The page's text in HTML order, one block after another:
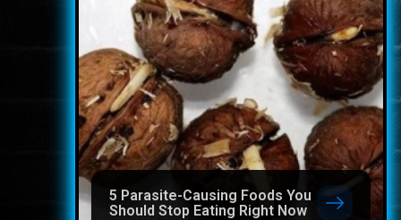
5 Parasite-Causing Foods You
Should Stop Eating Right Now